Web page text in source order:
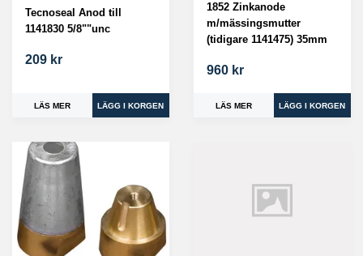
Tecnoseal Anod till
1141830 5/8""unc
209 kr
LÄS MER
1852 Zinkanode
m/mässingsmutter
(tidigare 1141475) 35mm
960 kr
LÄS MER